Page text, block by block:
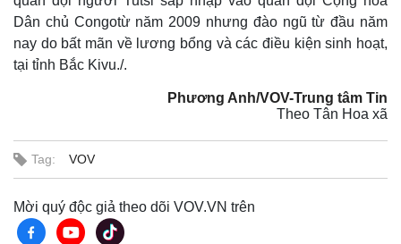
Dân chủ Congotừ năm 2009 nhưng đào ngũ từ đầu năm
nay do bất mãn về lương bổng và các điều kiện sinh hoạt,
tại tỉnh Bắc Kivu./.
Phương Anh/VOV-Trung tâm Tin
Theo Tân Hoa xã
Tag: VOV
Mời quý độc giả theo dõi VOV.VN trên